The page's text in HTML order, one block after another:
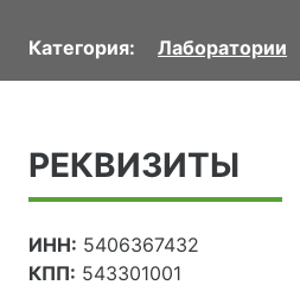
Категория: Лаборатории
РЕКВИЗИТЫ
ИНН: 5406367432
КПП: 543301001